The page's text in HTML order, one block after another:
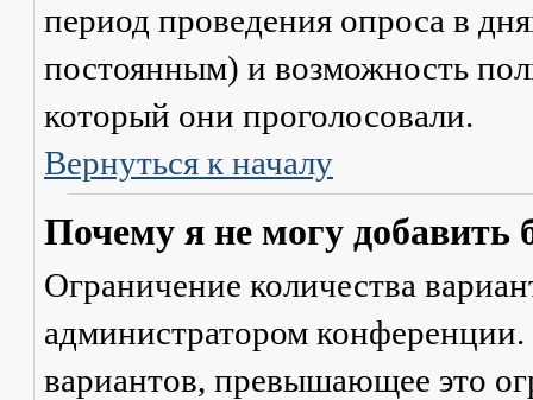
период проведения опроса в
постоянным) и возможность
который они проголосовали.
Вернуться к началу
Почему я не могу добавить
Ограничение количества
администратором
вариантов, превышающее это